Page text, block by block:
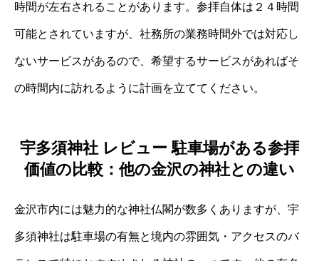
時間が左右されることがあります。参拝自体は２４時間
可能とされていますが、社務所の業務時間外では対応し
ないサービスがあるので、希望するサービスがあればそ
の時間内に訪れるように計画を立ててください。
宇多須神社 レビュー 駐車場がある参拝
価値の比較：他の金沢の神社との違い
金沢市内には魅力的な神社仏閣が数多くありますが、宇
多須神社は駐車場の有無と境内の雰囲気・アクセスのバ